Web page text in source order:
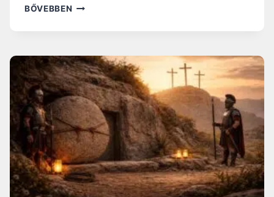
BŐVEBBEN M
I
S
T
E
N
É
?